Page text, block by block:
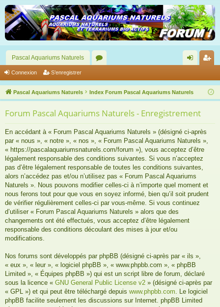
Pascal Aquariums Naturels
u
m
s
ne
xi
on
nr
eg
re
Connexion S’enregistrer
Pascal Aquariums Naturels Index Forum Pascal Aquariums Naturels
Forum Pascal Aquariums Naturels - Enregistrement
En accédant à « Forum Pascal Aquariums Naturels » (désigné ci-après
par « nous », « notre », « nos », « Forum Pascal Aquariums Naturels »,
« https://pascalaquariumsnaturels.com/forum »), vous acceptez d’être
légalement responsable des conditions suivantes. Si vous n’acceptez
pas d’être légalement responsable de toutes les conditions suivantes,
alors n’accédez pas et/ou n’utilisez pas « Forum Pascal Aquariums
Naturels ». Nous pouvons modifier celles-ci à n’importe quel moment et
nous ferons tout pour que vous en soyez informé, bien qu’il soit prudent
de vérifier régulièrement celles-ci par vous-même. Si vous continuez
d’utiliser « Forum Pascal Aquariums Naturels » alors que des
changements ont été effectués, vous acceptez d’être légalement
responsable des conditions découlant des mises à jour et/ou
modifications.
Nos forums sont développés par phpBB (désigné ci-après par « ils »,
« eux », « leur », « logiciel phpBB », « www.phpbb.com », « phpBB
Limited », « Équipes phpBB ») qui est un script libre de forum, déclaré
sous la licence « GNU General Public License v2 » (désigné ci-après par
« GPL ») et qui peut être téléchargé depuis www.phpbb.com. Le logiciel
phpBB facilite seulement les discussions sur Internet. phpBB Limited